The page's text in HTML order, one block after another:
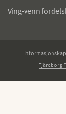
Ving-venn
Tjäreborg